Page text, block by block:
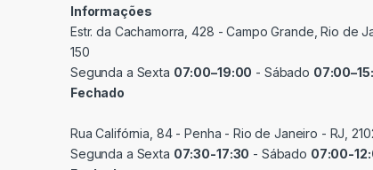
Informações
Estr. da Cachamorra, 428 - Campo Grande, Rio de
150
Segunda a Sexta 07:00–19:00 - Sábado
Fechado
Rua Califórnia, 84 - Penha - Rio de Janeiro - RJ,
Segunda a Sexta 07:30-17:30 - Sábado 07:00-